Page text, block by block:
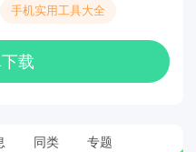
手机实用工具大全
载
同类 专题